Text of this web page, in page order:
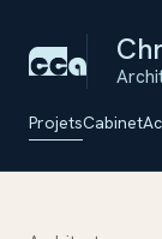
ProjetsCabinet